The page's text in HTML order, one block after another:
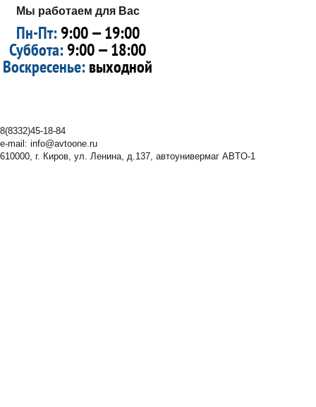
Мы работаем для Вас
Пн-Пт:9:00 — 19:00
Суббота:9:00 — 18:00
Воскресенье:выходной
8(8332)45-18-84
e-mail: info@avtoone.ru
610000, г. Киров, ул. Ленина, д.137, автоунивермаг ABTO-1